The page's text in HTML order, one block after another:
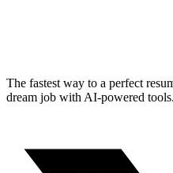
The fastest way to a perfect
dream job with AI-powered tools.